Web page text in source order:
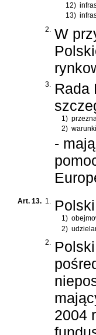
12)
13)
2. W
3. Rada
1)
2)
-
Art. 13. 1.
1)
2)
2.
2004